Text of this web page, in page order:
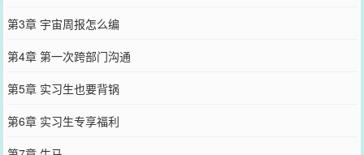
第3章 宇宙周报怎么编
第4章 第一次跨部门沟通
第5章 实习生也要背锅
第6章 实习生专享福利